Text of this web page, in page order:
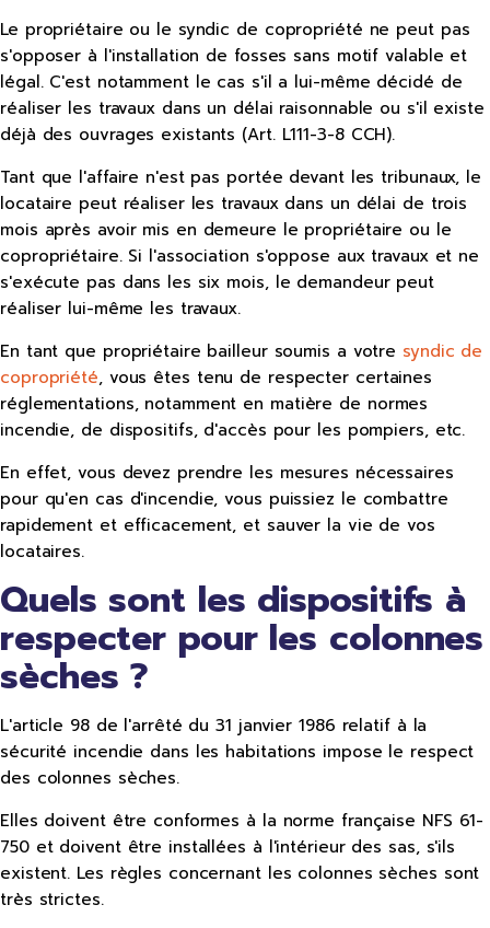
Le propriétaire ou le syndic de copropriété ne peut pas
s'opposer à l'installation de fosses sans motif valable et
légal. C'est notamment le cas s'il a lui-même décidé de
réaliser les travaux dans un délai raisonnable ou s'il existe
déjà des ouvrages existants (Art. L111-3-8 CCH).
Tant que l'affaire n'est pas portée devant les tribunaux, le
locataire peut réaliser les travaux dans un délai de trois
mois après avoir mis en demeure le propriétaire ou le
copropriétaire. Si l'association s'oppose aux travaux et ne
s'exécute pas dans les six mois, le demandeur peut
réaliser lui-même les travaux.
En tant que propriétaire bailleur soumis a votre syndic de
copropriété, vous êtes tenu de respecter certaines
réglementations, notamment en matière de normes
incendie, de dispositifs, d'accès pour les pompiers, etc.
En effet, vous devez prendre les mesures nécessaires
pour qu'en cas d'incendie, vous puissiez le combattre
rapidement et efficacement, et sauver la vie de vos
locataires.
Quels sont les dispositifs à
respecter pour les colonnes
sèches ?
L'article 98 de l'arrêté du 31 janvier 1986 relatif à la
sécurité incendie dans les habitations impose le respect
des colonnes sèches.
Elles doivent être conformes à la norme française NFS 61-
750 et doivent être installées à l'intérieur des sas, s'ils
existent. Les règles concernant les colonnes sèches sont
très strictes.